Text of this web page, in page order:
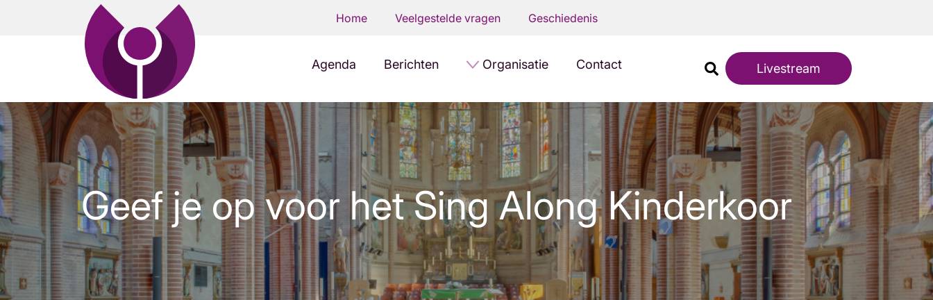
Home Veelgestelde vragen Geschiedenis
Livestream
Agenda Berichten Organisatie Contact
Geef je op voor het Sing Along Kinderkoor